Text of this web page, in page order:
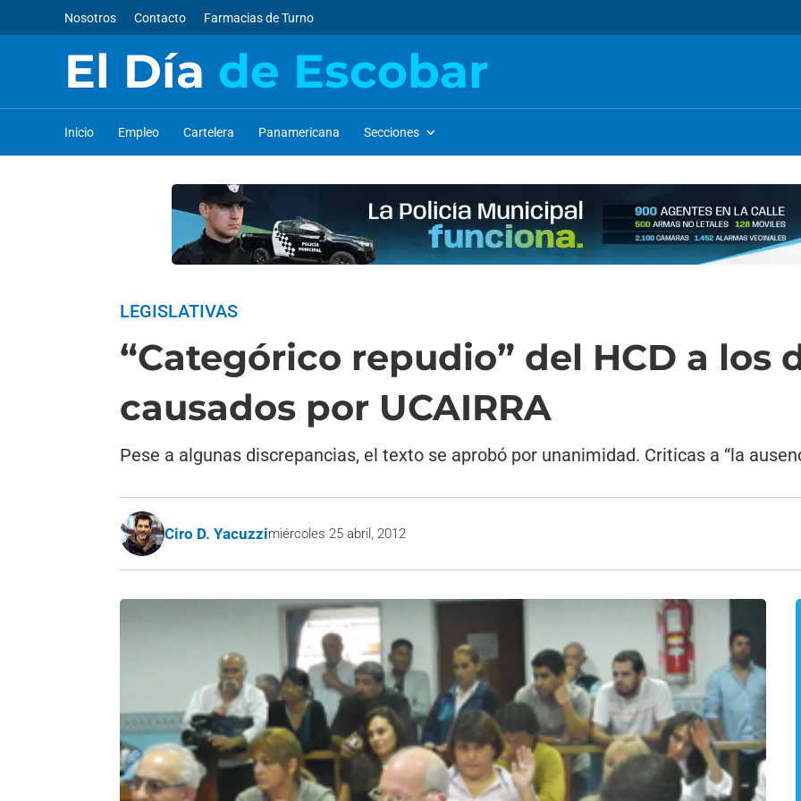
Nosotros Contacto Farmacias de Turno
El Día de Escobar
Inicio Empleo Cartelera Panamericana Secciones
LEGISLATIVAS
“Categórico repudio” del HCD a los
causados por UCAIRRA
Pese a algunas discrepancias, el texto se aprobó por unanimidad. Criticas a “la
Ciro D. Yacuzzimiércoles 25 abril, 2012